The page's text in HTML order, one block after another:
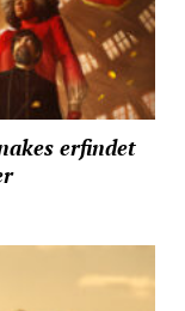
erfindet